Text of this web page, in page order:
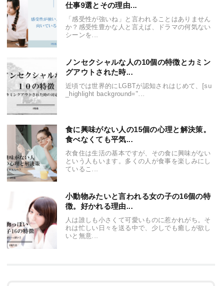
仕事9選とその理由...
「感受性が強いね」と言われることはありません
か？感受性豊かな人と言えば、ドラマの何気ない
シーンを...
ノンセクシャルな人の10個の特徴とカミン
グアウトされた時...
近頃では世界的にLGBTが認知されはじめて、[su
_highlight background="...
食に興味がない人の15個の心理と解決策。
食べなくても平気...
衣食住は生活の基本ですが、その食に興味がない
という人もいます。多くの人が食事を楽しみにし
ているこ...
小動物みたいと言われる女の子の16個の特
徴。好かれる理由...
人は誰しも小さくて可愛いものに惹かれがち。そ
れは忙しい日々を送る中で、少しでも癒しが欲し
いと無意...